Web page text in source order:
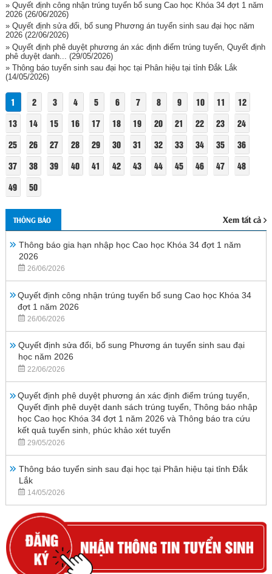
» Quyết định công nhận trúng tuyển bổ sung Cao học Khóa 34 đợt 1 năm
2026(26/06/2026)
» Quyết định sửa đổi, bổ sung Phương án tuyển sinh sau đại học năm
2026(22/06/2026)
» Quyết định phê duyệt phương án xác định điểm trúng tuyển, Quyết định
phê duyệt danh...
(29/05/2026)
» Thông báo tuyển sinh sau đại học tại Phân hiệu tại tỉnh Đắk Lắk
(14/05/2026)
1 2 3 4 5 6 7 8 9 10 11
12
13
14 15 16 17 18 19 20 21 22 23
24
25
26 27 28 29 30 31 32 33 34 35
36
37
38 39 40 41 42 43 44 45 46 47
48
49
50
THÔNG BÁO Xem tất cả
Thông báo gia hạn nhập học Cao học Khóa 34 đợt 1 năm
2026
26/06/2026
Quyết định công nhận trúng tuyển bổ sung Cao học Khóa 34
đợt 1 năm 2026
26/06/2026
Quyết định sửa đổi, bổ sung Phương án tuyển sinh sau đại
học năm 2026
22/06/2026
Quyết định phê duyệt phương án xác định điểm trúng tuyển,
Quyết định phê duyệt danh sách trúng tuyển, Thông báo nhập
học Cao học Khóa 34 đợt 1 năm 2026 và Thông báo tra cứu
kết quả tuyển sinh, phúc khảo xét tuyển
29/05/2026
Thông báo tuyển sinh sau đại học tại Phân hiệu tại tỉnh Đắk
Lắk
14/05/2026